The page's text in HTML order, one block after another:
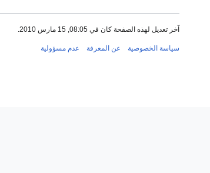
آخر تعديل لهذه الصفحة كان في 08:05, 15 مارس 2010.
سياسة الخصوصية عن المعرفة عدم مسؤولية